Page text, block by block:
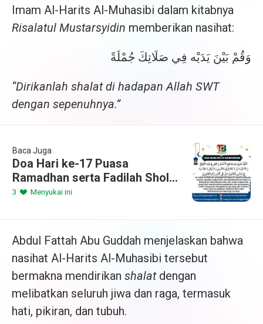
Imam Al-Harits Al-Muhasibi dalam kitabnya
Risalatul Mustarsyidin memberikan nasihat:
وَقُمْ بَيْنَ يَدَيْه فِي صَلَاتِكَ جُمْلَةً
“Dirikanlah shalat di hadapan Allah SWT
dengan sepenuhnya.”
Baca Juga
Doa Hari ke-17 Puasa
Ramadhan serta Fadilah Sholat
Tarawih Malam 17
3 Menyukai ini
Abdul Fattah Abu Guddah menjelaskan bahwa
nasihat Al-Harits Al-Muhasibi tersebut
bermakna mendirikan shalatdengan
melibatkan seluruh jiwa dan raga, termasuk
hati, pikiran, dan tubuh.